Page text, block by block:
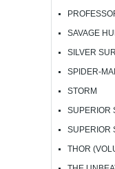
SAVAGE
SILVER
SPIDER-
STORM
SUPERIOR
SUPERIOR
THOR